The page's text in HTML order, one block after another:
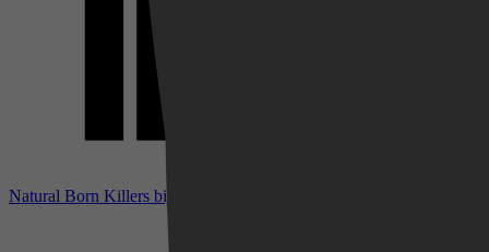
Natural Born Killers bij IMDb